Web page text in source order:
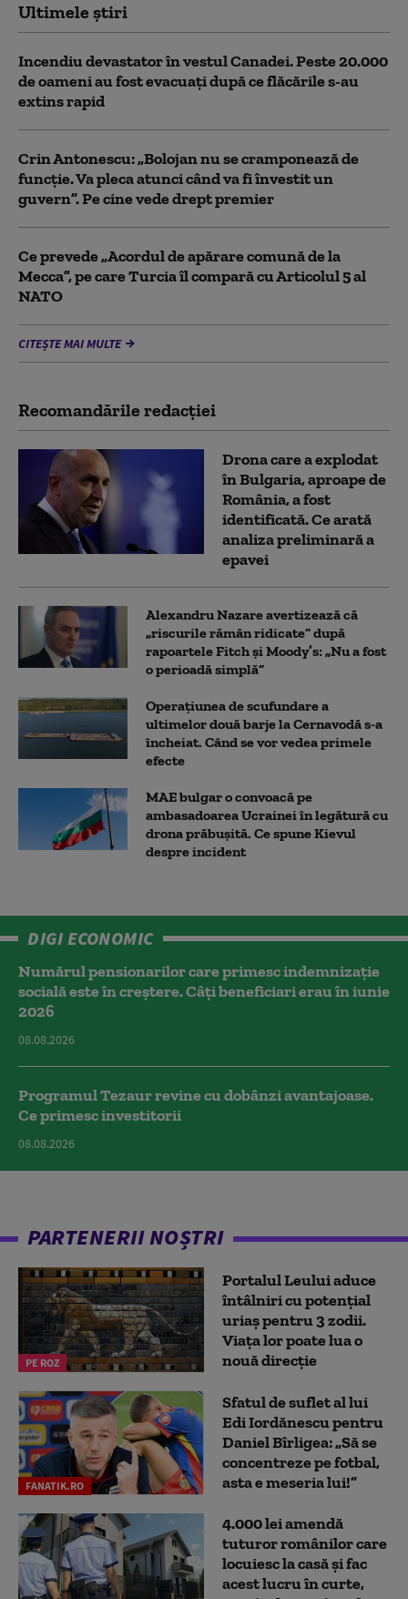
Ultimele știri
Incendiu devastator în vestul Canadei. Peste 20.000
de oameni au fost evacuați după ce flăcările s-au
extins rapid
Crin Antonescu: „Bolojan nu se cramponează de
funcție. Va pleca atunci când va fi învestit un
guvern”. Pe cine vede drept premier
Ce prevede „Acordul de apărare comună de la
Mecca”, pe care Turcia îl compară cu Articolul 5 al
NATO
CITEȘTE MAI MULTE
Recomandările redacţiei
Drona care a explodat
în Bulgaria, aproape de
România, a fost
identificată. Ce arată
analiza preliminară a
epavei
Alexandru Nazare avertizează că
„riscurile rămân ridicate” după
rapoartele Fitch și Moody’s: „Nu a fost
o perioadă simplă”
Operațiunea de scufundare a
ultimelor două barje la Cernavodă s-a
încheiat. Când se vor vedea primele
efecte
MAE bulgar o convoacă pe
ambasadoarea Ucrainei în legătură cu
drona prăbuşită. Ce spune Kievul
despre incident
DIGI ECONOMIC
Numărul pensionarilor care primesc indemnizaţie
socială este în creștere. Câți beneficiari erau în iunie
2026
08.08.2026
Programul Tezaur revine cu dobânzi avantajoase.
Ce primesc investitorii
08.08.2026
PARTENERII NOȘTRI
PE ROZ
Portalul Leului aduce
întâlniri cu potențial
uriaș pentru 3 zodii.
Viața lor poate lua o
nouă direcție
FANATIK.RO
Sfatul de suflet al lui
Edi Iordănescu pentru
Daniel Bîrligea: „Să se
concentreze pe fotbal,
asta e meseria lui!”
4.000 lei amendă
tuturor românilor care
locuiesc la casă și fac
acest lucru în curte,